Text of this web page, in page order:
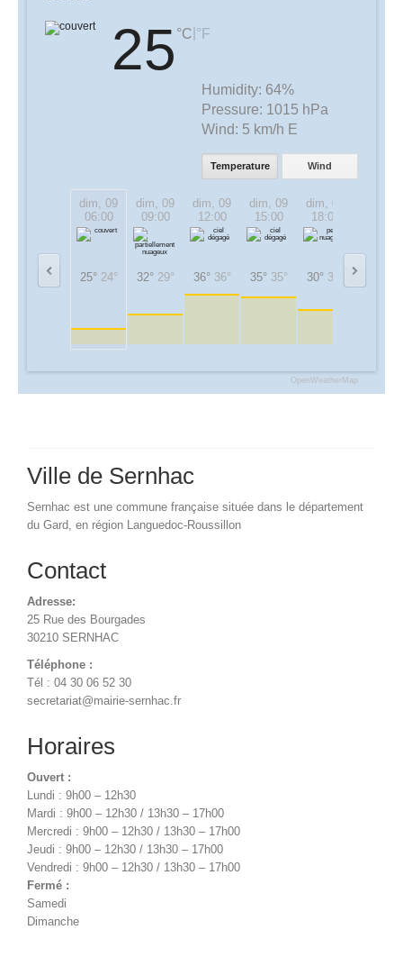
25 °C °F
Humidity: 64%
Pressure: 1015 hPa
Wind: 5 km/h E
Temperature Wind
dim, 09
06:00
25° 24°
dim, 09
09:00
32° 29°
dim, 09
12:00
36° 36°
dim, 09
15:00
35° 35°
dim, 09
18:00
30° 30°
OpenWeatherMap
Ville de Sernhac
Sernhac est une commune française située dans le département
du Gard, en région Languedoc-Roussillon
Contact
Adresse:
25 Rue des Bourgades
30210 SERNHAC
Téléphone :
Tél : 04 30 06 52 30
secretariat@mairie-sernhac.fr
Horaires
Ouvert :
Lundi : 9h00 – 12h30
Mardi : 9h00 – 12h30 / 13h30 – 17h00
Mercredi : 9h00 – 12h30 / 13h30 – 17h00
Jeudi : 9h00 – 12h30 / 13h30 – 17h00
Vendredi : 9h00 – 12h30 / 13h30 – 17h00
Fermé :
Samedi
Dimanche